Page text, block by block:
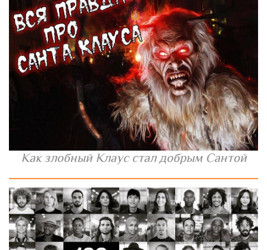
Как злобный Клаус стал добрым Сантой